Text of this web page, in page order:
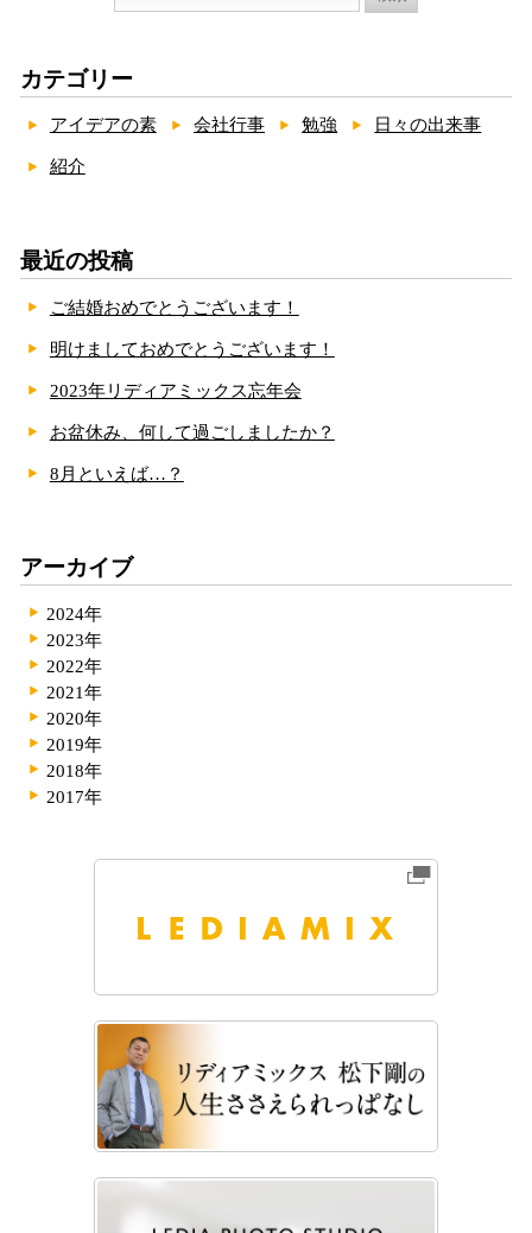
カテゴリー
アイデアの素 会社行事 勉強 日々の出来事
紹介
最近の投稿
ご結婚おめでとうございます！
明けましておめでとうございます！
2023年リディアミックス忘年会
お盆休み、何して過ごしましたか？
8月といえば…？
アーカイブ
2024年
2023年
2022年
2021年
2020年
2019年
2018年
2017年